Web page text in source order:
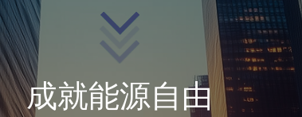
成就能源自由